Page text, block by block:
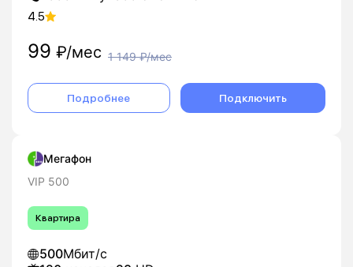
4.5
99 ₽/мес 1 149₽/мес
Подробнее Подключить
Мегафон
VIP 500
Квартира
500Мбит/с